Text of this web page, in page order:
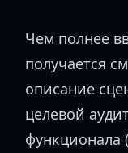
Чем полнее
получается
описание
целевой
функционала